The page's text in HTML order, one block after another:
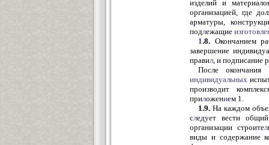
изделий и
организацией, где
арматуры,
подлежащие
1.8. Окончанием
завершение
правил, и подписание
После окончания
индивидуальных
производит
приложением 1.
1.9. На каждом
следует вести
организации строител
виды и содержание